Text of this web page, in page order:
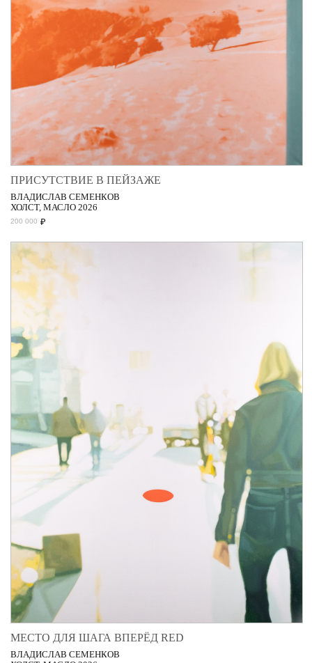
ПРИСУТСТВИЕ В ПЕЙЗАЖЕ
ВЛАДИСЛАВ СЕМЕНКОВ
ХОЛСТ, МАСЛО 2026
200 000 ₽
МЕСТО ДЛЯ ШАГА ВПЕРЁД RED
ВЛАДИСЛАВ СЕМЕНКОВ